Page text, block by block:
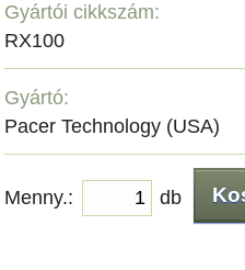
Gyártói cikkszám:
RX100
Gyártó:
Pacer Technology (USA)
Menny.: db